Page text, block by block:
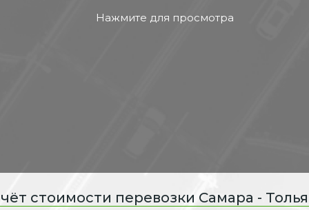
стоимости перевозки Самара -